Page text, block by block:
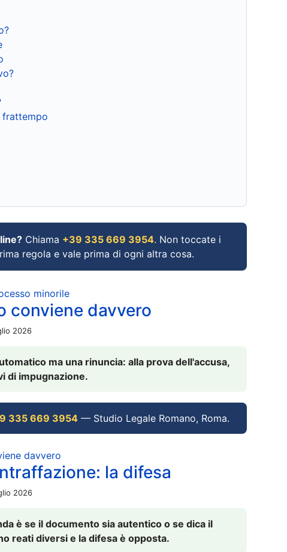
frattempo
Chiama +39 335 669 3954. Non toccate i
regola e vale prima di ogni altra cosa.
minorile
conviene davvero
2026
ma una rinuncia: alla prova dell'accusa,
di impugnazione.
335 669 3954 — Studio Legale Romano, Roma.
davvero
la difesa
2026
è se il documento sia autentico o se dica il
reati diversi e la difesa è opposta.